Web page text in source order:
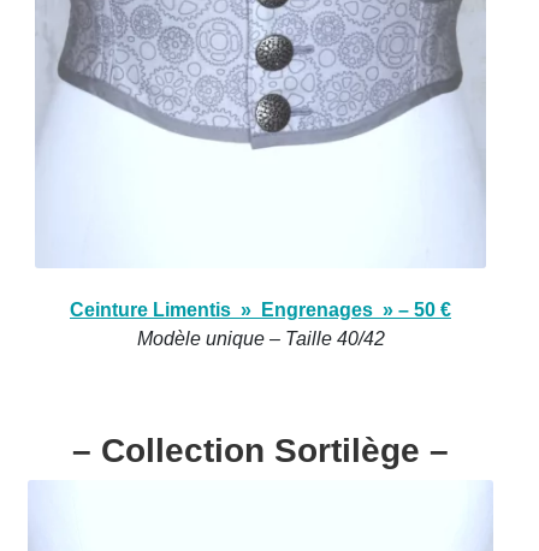
Ceinture Limentis » Engrenages » – 50 €
Modèle unique – Taille 40/42
– Collection Sortilège –